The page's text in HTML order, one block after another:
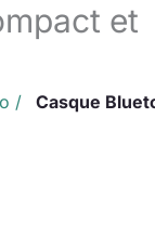
et
/
Casque